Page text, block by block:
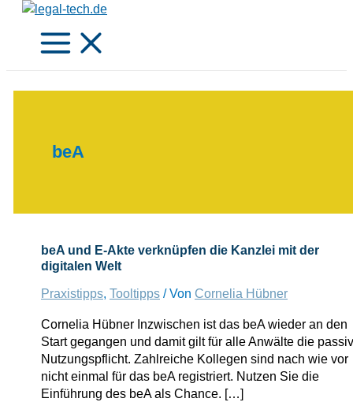
Zum
springen
beA
beA und E-Akte verknüpfen die Kanzlei mit der
digitalen Welt
Praxistipps, Tooltipps/ Von Cornelia Hübner
Cornelia Hübner Inzwischen ist das beA wieder an den
Start gegangen und damit gilt für alle Anwälte die
Nutzungspflicht. Zahlreiche Kollegen sind nach wie vor
nicht einmal für das beA registriert. Nutzen Sie die
Einführung des beA als Chance. […]